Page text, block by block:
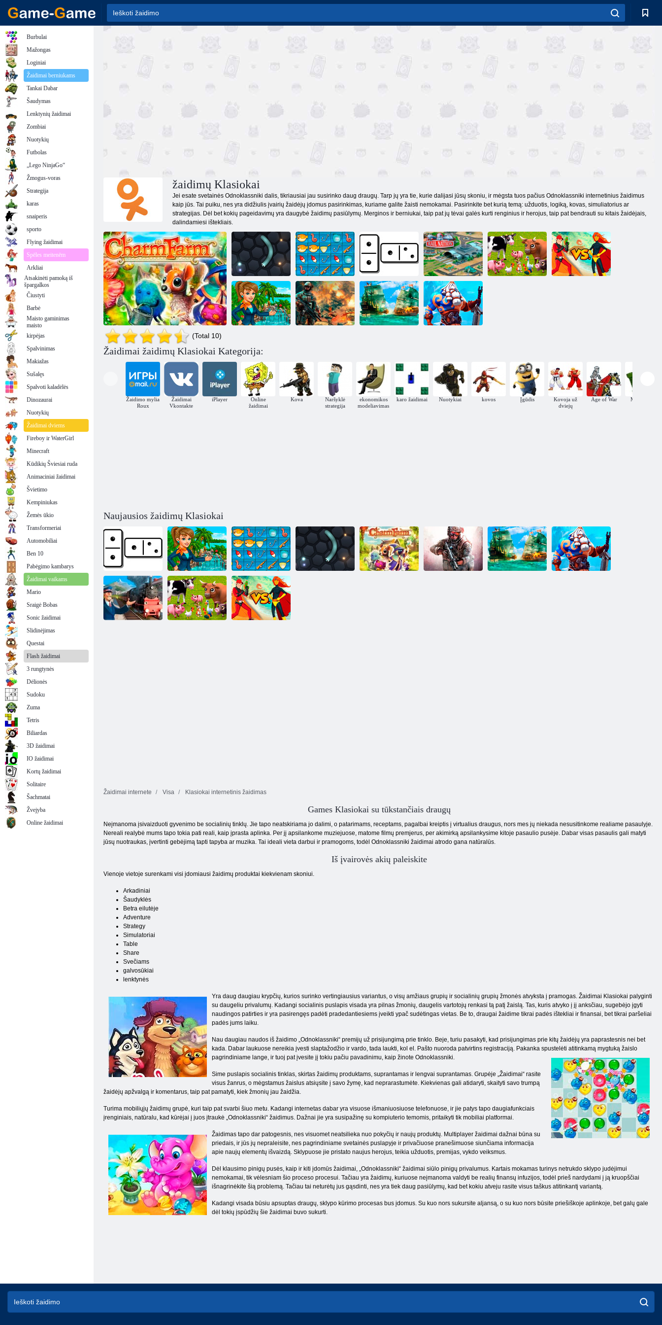
žaidimų Klasiokai
Jei esate svetainės Odnoklassniki dalis, tikriausiai jau susirinko daug draugų. Tarp jų yra tie, kurie dalijasi jūsų skoniu, ir mėgsta tuos pačius Odnoklassniki internetinius žaidimus
kaip jūs. Tai puiku, nes yra didžiulis įvairių žaidėjų įdomus pasirinkimas, kuriame galite žaisti nemokamai. Pasirinkite bet kurią temą: užduotis, logiką, kovas, simuliatorius ar
strategijas. Dėl bet kokių pageidavimų yra daugybė žaidimų pasiūlymų. Merginos ir berniukai, taip pat jų tėvai galės kurti renginius ir herojus, taip pat bendrauti su kitais žaidėjais,
dalindamiesi ištekliais.
Slidinėti. io
Žvejybos
dvikovos
IPlayer: Domino
prisijungę
Geležinkelio
tauta
Mano saulėtas
kurortas
(Total 10)
Žaidimai žaidimų Klasiokai Kategorija:
Žaidimo mylia
Roux
Žaidimai
Vkontakte
iPlayer
Online
žaidimai
Kova
Naršyklė
strategija
ekonomikos
modeliavimas
karo žaidimai Nuotykiai kovos Įgūdis
Kovoja už
dviejų
Age of War MMORPG
Naujausios žaidimų Klasiokai
IPlayer: Domino
prisijungę
Mano saulėtas
kurortas
Žvejybos
dvikovos
Žaidimai internete Visa Klasiokai internetinis žaidimas
Games Klasiokai su tūkstančiais draugų
Neįmanoma įsivaizduoti gyvenimo be socialinių tinklų. Jie tapo neatskiriama jo dalimi, o patarimams, receptams, pagalbai kreiptis į virtualius draugus, nors mes jų niekada nesusitinkome realiame pasaulyje.
Nereali realybė mums tapo tokia pati reali, kaip įprasta aplinka. Per jį apsilankome muziejuose, matome filmų premjerus, per akimirką apsilankysime kitoje pasaulio pusėje. Dabar visas pasaulis gali matyti
jūsų nuotraukas, įvertinti gebėjimą tapti tapyba ar muzika. Tai ideali vieta darbui ir pramogoms, todėl Odnoklassniki žaidimai atrodo gana natūralūs.
Iš įvairovės akių paleiskite
Vienoje vietoje surenkami visi įdomiausi žaidimų produktai kiekvienam skoniui.
Arkadiniai
Šaudyklės
Betra eilutėje
Adventure
Strategy
Simulatoriai
Table
Share
Svečiams
galvosūkiai
lenktynės
Yra daug daugiau krypčių, kurios surinko vertingiausius variantus, o visų amžiaus grupių ir socialinių grupių žmonės atvyksta į pramogas. Žaidimai Klasiokai palyginti
su daugeliu privalumų. Kadangi socialinis puslapis visada yra pilnas žmonių, daugelis vartotojų renkasi tą patį žaislą. Tas, kuris atvyko į jį anksčiau, sugebėjo įgyti
naudingos patirties ir yra pasirengęs padėti pradedantiesiems įveikti ypač sudėtingas vietas. Be to, draugai žaidime tikrai padės ištekliai ir finansai, bet tikrai paršeliai
padės jums laiku.
Nau daugiau naudos iš žaidimo „Odnoklassniki“ premijų už prisijungimą prie tinklo. Beje, turiu pasakyti, kad prisijungimas prie kitų žaidėjų yra paprastesnis nei bet
kada. Dabar laukuose nereikia įvesti slaptažodžio ir vardo, tada laukti, kol el. Pašto nuoroda patvirtins registraciją. Pakanka spustelėti atitinkamą mygtuką žaislo
pagrindiniame lange, ir tuoj pat įvesite jį tokiu pačiu pavadinimu, kaip žinote Odnoklassniki.
Sime puslapis socialinis tinklas, skirtas žaidimų produktams, suprantamas ir lengvai suprantamas. Grupėje „Žaidimai“ rasite
visus žanrus, o mėgstamus žaislus atsiųsite į savo žymę, kad neprarastumėte. Kiekvienas gali atidaryti, skaityti savo trumpą
žaidėjų apžvalgą ir komentarus, taip pat pamatyti, kiek žmonių jau žaidžia.
Turima mobiliųjų žaidimų grupė, kuri taip pat svarbi šiuo metu. Kadangi internetas dabar yra visuose išmaniuosiuose telefonuose, ir jie patys tapo daugiafunkciais
įrenginiais, natūralu, kad kūrėjai į juos įtraukė „Odnoklassniki“ žaidimus. Dažnai jie yra susipažinę su kompiuterio temomis, pritaikyti tik mobiliai platformai.
Žaidimas tapo dar patogesnis, nes visuomet neatsilieka nuo pokyčių ir naujų produktų. Multiplayer žaidimai dažnai būna su
priedais, ir jūs jų nepraleisite, nes pagrindiniame svetainės puslapyje ir privačiuose pranešimuose siunčiama informacija
apie naujų elementų išvaizdą. Sklypuose jie pristato naujus herojus, teikia užduotis, premijas, vykdo veiksmus.
Dėl klausimo pinigų pusės, kaip ir kiti įdomūs žaidimai, „Odnoklassniki“ žaidimai siūlo pinigų privalumus. Kartais mokamas turinys netrukdo sklypo judėjimui
nemokamai, tik vėlesniam šio proceso procesui. Tačiau yra žaidimų, kuriuose neįmanoma valdyti be realių finansų infuzijos, todėl prieš nardydami į ją kruopščiai
išnagrinėkite šią problemą. Tačiau tai neturėtų jus gąsdinti, nes yra tiek daug pasiūlymų, kad bet kokiu atveju rasite visus taškus atitinkantį variantą.
Kadangi visada būsiu apsuptas draugų, sklypo kūrimo procesas bus įdomus. Su kuo nors sukursite aljansą, o su kuo nors būsite priešiškoje aplinkoje, bet galų gale
dėl tokių įspūdžių šie žaidimai buvo sukurti.
Burbulai
Mažongas
Loginiai
Žaidimai berniukams
Tankai Dabar
Šaudymas
Lenktynių žaidimai
Zombiai
Nuotykių
Futbolas
„Lego NinjaGo“
Žmogus-voras
Strategija
karas
snaiperis
sporto
Flying žaidimai
Spēles meitenēm
Arkliai
Atsakinėti pamoką iš
špargalkos
Čiustyti
Barbė
Maisto gaminimas
maisto
kirpėjas
Spalvinimas
Makiažas
Sušalęs
Spalvoti kaladėlės
Dinozaurai
Nuotykių
Žaidimai dviems
Fireboy ir WaterGirl
Minecraft
Kūdikių Šviesiai ruda
Animaciniai žaidimai
Švietimo
Kempiniukas
Žemės ūkio
Transformeriai
Automobiliai
Ben 10
Pabėgimo kambarys
Žaidimai vaikams
Mario
Sraigė Bobas
Sonic žaidimai
Slidinėjimas
Questai
Flash žaidimai
3 rungtynės
Dėlionės
Sudoku
Zuma
Tetris
Biliardas
3D žaidimai
IO žaidimai
Kortų žaidimai
Solitaire
Šachmatai
Žvejyba
Online žaidimai